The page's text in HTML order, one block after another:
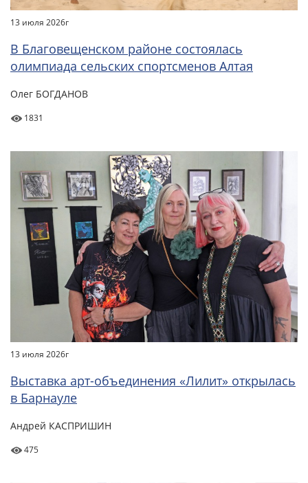
13 июля 2026г
В Благовещенском районе состоялась
олимпиада сельских спортсменов Алтая
Олег БОГДАНОВ
1831
13 июля 2026г
Выставка арт-объединения «Лилит» открылась
в Барнауле
Андрей КАСПРИШИН
475